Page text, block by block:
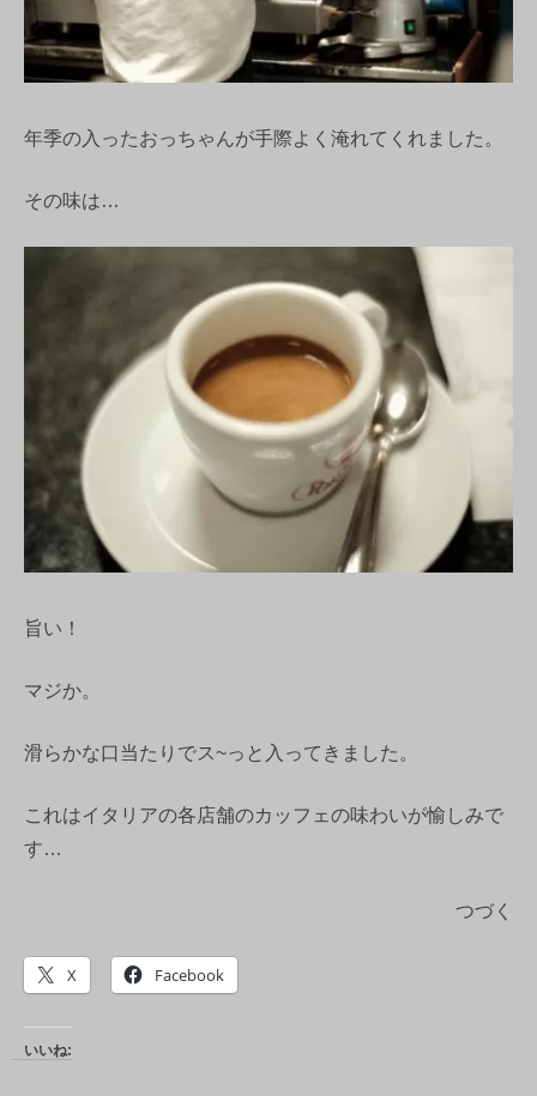
年季の入ったおっちゃんが手際よく淹れてくれました。
その味は…
旨い！
マジか。
滑らかな口当たりでス~っと入ってきました。
これはイタリアの各店舗のカッフェの味わいが愉しみで
す…
つづく
X Facebook
いいね: